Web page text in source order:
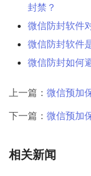
封禁？
微信防封软件
微信防封软件
微信防封如何
上一篇： 微信预加
下一篇： 微信预加
相关新闻